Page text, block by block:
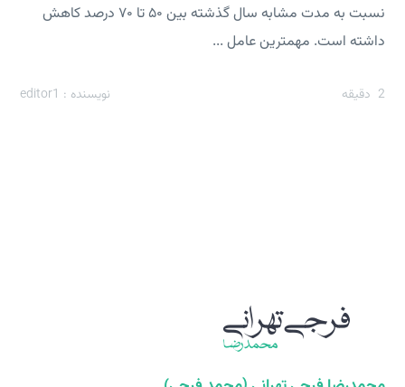
نسبت به مدت مشابه سال گذشته بين ۵۰ تا ۷۰ درصد کاهش
داشته‌ است. مهمترين عامل ...
2 دقیقه نویسنده : editor1